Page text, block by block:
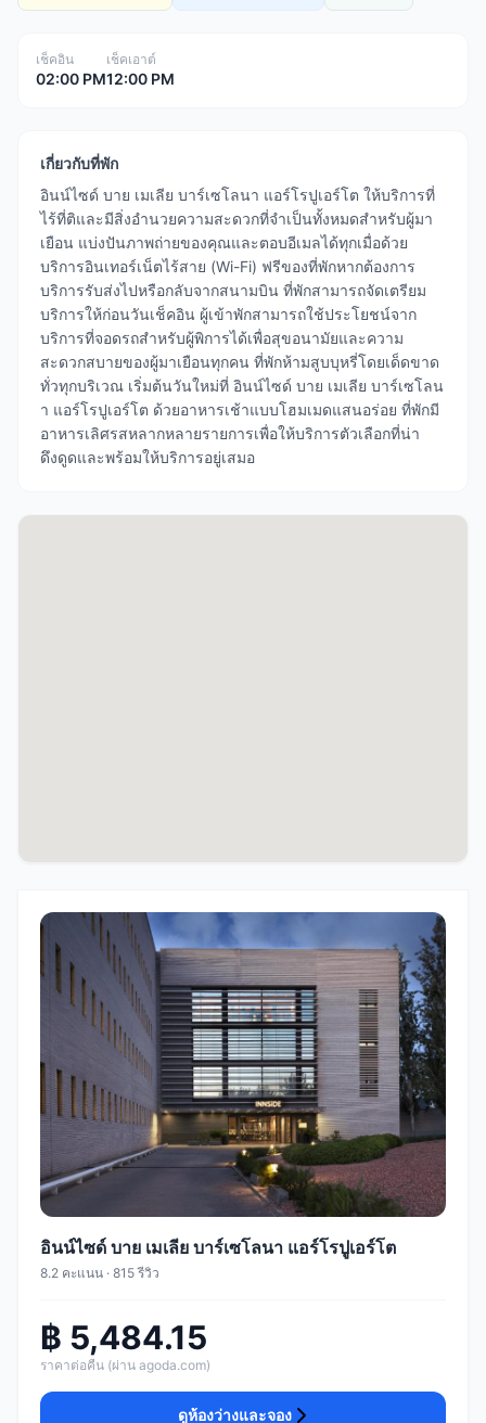
เช็คอิน
02:00 PM
เช็คเอาต์
12:00 PM
เกี่ยวกับที่พัก
อินน์ไซด์ บาย เมเลีย บาร์เซโลนา แอร์โรปูเอร์โต ให้บริการที่
ไร้ที่ติและมีสิ่งอำนวยความสะดวกที่จำเป็นทั้งหมดสำหรับผู้มา
เยือน แบ่งปันภาพถ่ายของคุณและตอบอีเมลได้ทุกเมื่อด้วย
บริการอินเทอร์เน็ตไร้สาย (Wi-Fi) ฟรีของที่พักหากต้องการ
บริการรับส่งไปหรือกลับจากสนามบิน ที่พักสามารถจัดเตรียม
บริการให้ก่อนวันเช็คอิน ผู้เข้าพักสามารถใช้ประโยชน์จาก
บริการที่จอดรถสำหรับผู้พิการได้เพื่อสุขอนามัยและความ
สะดวกสบายของผู้มาเยือนทุกคน ที่พักห้ามสูบบุหรี่โดยเด็ดขาด
ทั่วทุกบริเวณ เริ่มต้นวันใหม่ที่ อินน์ไซด์ บาย เมเลีย บาร์เซโลน
า แอร์โรปูเอร์โต ด้วยอาหารเช้าแบบโฮมเมดแสนอร่อย ที่พักมี
อาหารเลิศรสหลากหลายรายการเพื่อให้บริการตัวเลือกที่น่า
ดึงดูดและพร้อมให้บริการอยู่เสมอ
อินน์ไซด์ บาย เมเลีย บาร์เซโลนา แอร์โรปูเอร์โต
8.2 คะแนน · 815 รีวิว
฿ 5,484.15
ราคาต่อคืน (ผ่าน agoda.com)
ดูห้องว่างและจอง